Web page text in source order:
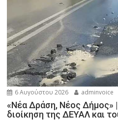
6 Αυγούστου 2026 adminvoice
«Νέα Δράση, Νέος Δήμος»
διοίκηση της ΔΕΥΑΛ και